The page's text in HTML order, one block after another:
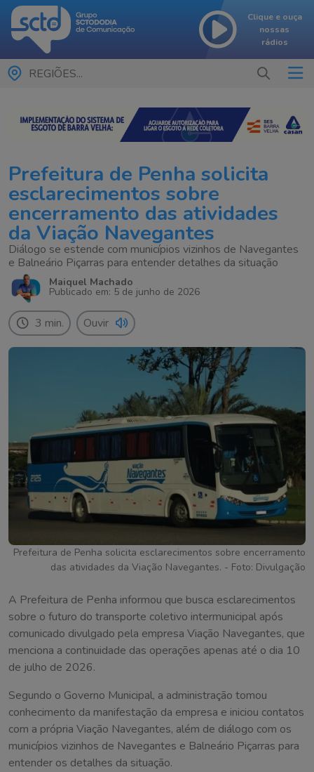
Clique e ouça
nossas
rádios
REGIÕES...
Prefeitura de Penha solicita
esclarecimentos sobre
encerramento das atividades
da Viação Navegantes
Diálogo se estende com municípios vizinhos de Navegantes
e Balneário Piçarras para entender detalhes da situação
Maiquel Machado
Publicado em: 5 de junho de 2026
3 min. Ouvir
Prefeitura de Penha solicita esclarecimentos sobre encerramento
das atividades da Viação Navegantes. - Foto: Divulgação
A Prefeitura de Penha informou que busca esclarecimentos
sobre o futuro do transporte coletivo intermunicipal após
comunicado divulgado pela empresa Viação Navegantes, que
menciona a continuidade das operações apenas até o dia 10
de julho de 2026.
Segundo o Governo Municipal, a administração tomou
conhecimento da manifestação da empresa e iniciou contatos
com a própria Viação Navegantes, além de diálogo com os
municípios vizinhos de Navegantes e Balneário Piçarras para
entender os detalhes da situação.